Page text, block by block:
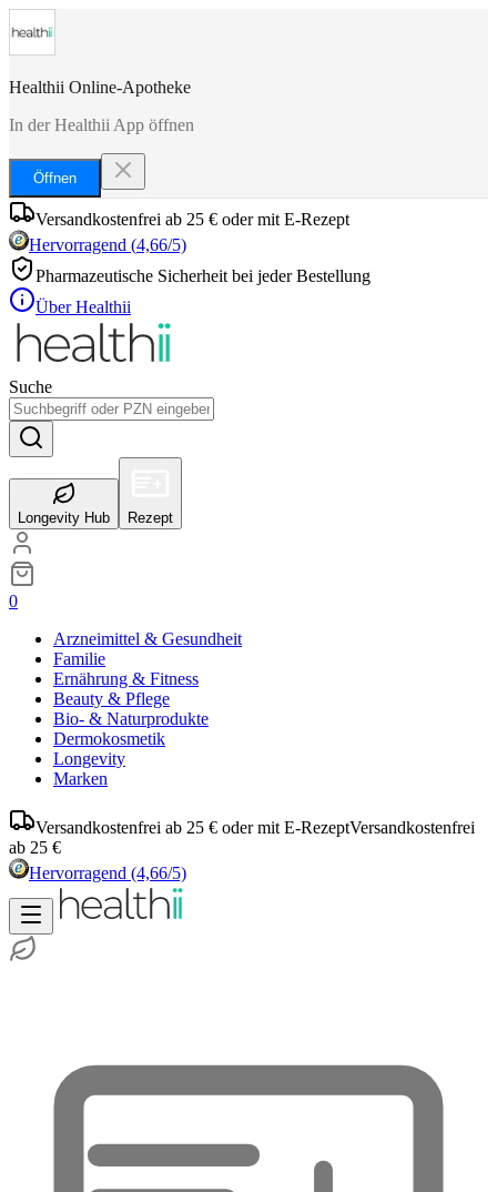
Healthii Online-Apotheke
In der Healthii App öffnen
Öffnen
Versandkostenfrei ab 25 € oder mit E-Rezept
Hervorragend (4,66/5)
Pharmazeutische Sicherheit bei jeder Bestellung
Über Healthii
Suche
Longevity Hub Rezept
0
Arzneimittel & Gesundheit
Familie
Ernährung & Fitness
Beauty & Pflege
Bio- & Naturprodukte
Dermokosmetik
Longevity
Marken
Versandkostenfrei ab 25 € oder mit E-RezeptVersandkostenfrei
ab 25 €
Hervorragend (4,66/5)